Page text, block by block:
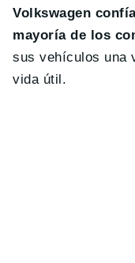
Volkswagen
mayoría de los
sus vehículos una
vida útil.